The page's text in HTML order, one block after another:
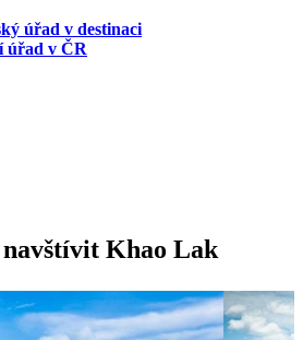
úřad v destinaci
úřad v ČR
Khao Lak